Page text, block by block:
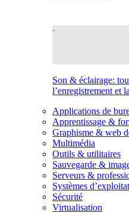
Son & éclairage:
l’enregistrement et
Applications de
Apprentissage &
Graphisme & web
Multimédia
Outils & utilitaires
Sauvegarde &
Serveurs &
Systèmes
Sécurité
Virtualisation